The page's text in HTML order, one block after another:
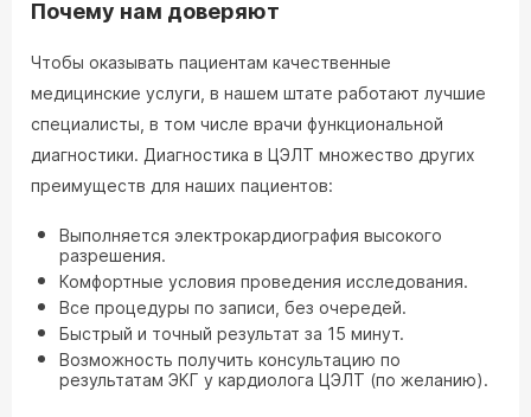
Почему нам доверяют
Чтобы оказывать пациентам качественные
медицинские услуги, в нашем штате работают лучшие
специалисты, в том числе врачи функциональной
диагностики. Диагностика в ЦЭЛТ множество других
преимуществ для наших пациентов:
Выполняется электрокардиография высокого
разрешения.
Комфортные условия проведения исследования.
Все процедуры по записи, без очередей.
Быстрый и точный результат за 15 минут.
Возможность получить консультацию по
результатам ЭКГ у кардиолога ЦЭЛТ (по желанию).